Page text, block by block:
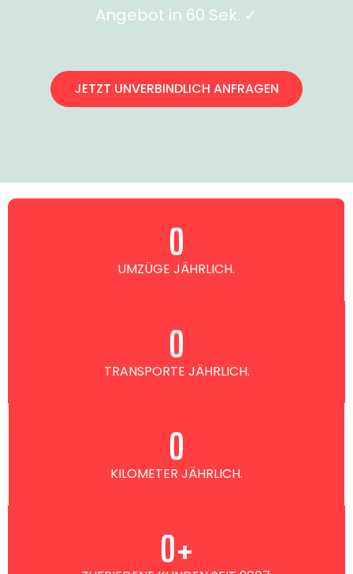
Angebot in 60 Sek. ✓
JETZT UNVERBINDLICH ANFRAGEN
UMZÜGE JÄHRLICH.
0
TRANSPORTE JÄHRLICH.
0
KILOMETER JÄHRLICH.
0
0+